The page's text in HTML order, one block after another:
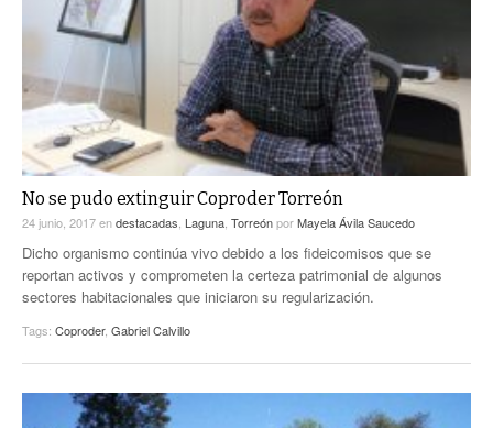
No se pudo extinguir Coproder Torreón
24 junio, 2017endestacadas Laguna TorreónporMayela Ávila Saucedo
Dicho organismo continúa vivo debido a los fideicomisos que se
reportan activos y comprometen la certeza patrimonial de algunos
sectores habitacionales que iniciaron su regularización.
Tags: Coproder, Gabriel Calvillo